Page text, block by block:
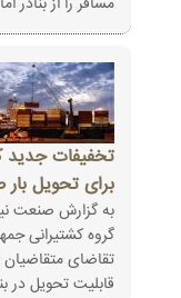
تخفیفات جدید
برای تحویل
به گزارش صنعت
گروه کشتیرانی
تقاضای متقاضیان
قابلیت تحویل